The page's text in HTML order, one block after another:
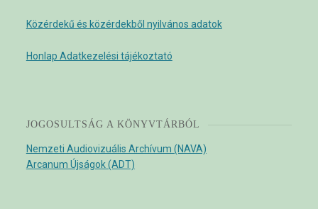
Közérdekű és közérdekből nyilvános adatok
Honlap Adatkezelési tájékoztató
JOGOSULTSÁG A KÖNYVTÁRBÓL
Nemzeti Audiovizuális Archívum (NAVA)
Arcanum Újságok (ADT)